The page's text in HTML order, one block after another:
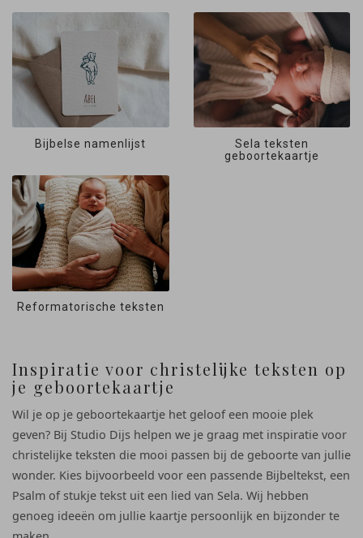
Bijbelse namenlijst
Sela teksten
geboortekaartje
Reformatorische teksten
Inspiratie voor christelijke teksten op
je geboortekaartje
Wil je op je geboortekaartje het geloof een mooie plek
geven? Bij Studio Dijs helpen we je graag met inspiratie voor
christelijke teksten die mooi passen bij de geboorte van jullie
wonder. Kies bijvoorbeeld voor een passende Bijbeltekst, een
Psalm of stukje tekst uit een lied van Sela. Wij hebben
genoeg ideeën om jullie kaartje persoonlijk en bijzonder te